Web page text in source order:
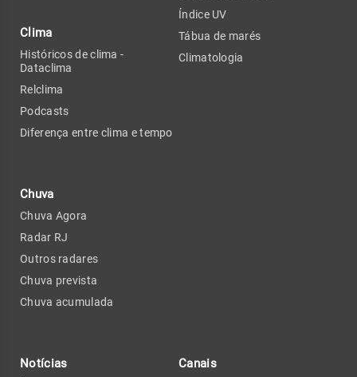
Clima
Históricos de clima -
Dataclima
Relclima
Podcasts
Diferença entre clima e tempo
Chuva
Chuva Agora
Radar RJ
Outros radares
Chuva prevista
Chuva acumulada
Índice UV
Tábua de marés
Climatologia
Notícias Canais